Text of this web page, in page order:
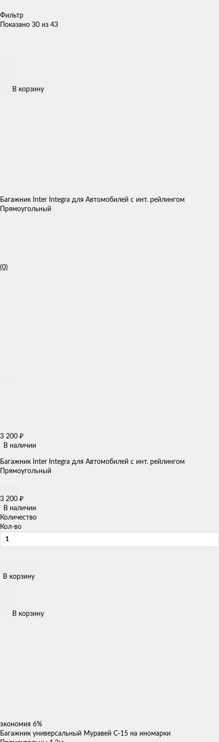
Фильтр
Показано 30 из 43
В корзину
Багажник Inter Integra для Автомобилей с инт. рейлингом
Прямоугольный
(0)
3 200 ₽
В наличии
Багажник Inter Integra для Автомобилей с инт. рейлингом
Прямоугольный
3 200 ₽
В наличии
Количество
Кол-во
В корзину
В корзину
экономия 6%
Багажник универсальный Муравей С-15 на иномарки